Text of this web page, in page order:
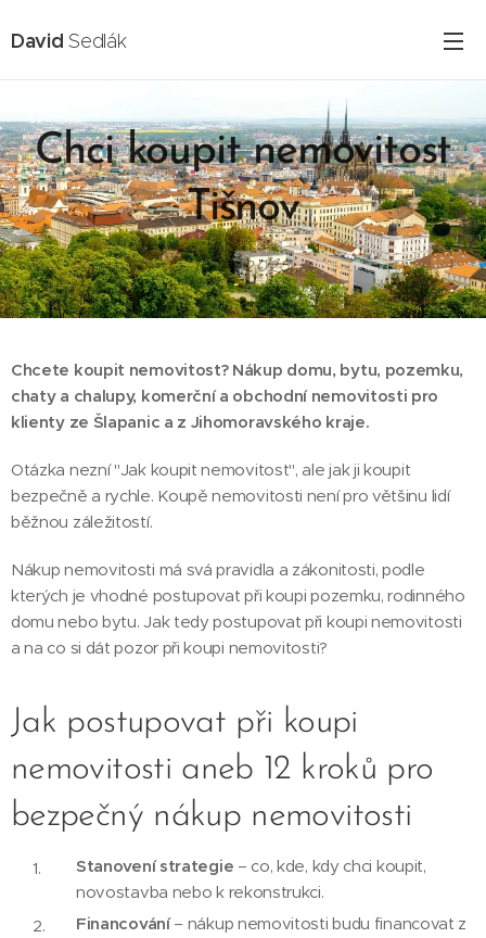
DavidSedlák
Chci koupit nemovitost
Tišnov
16.02.2025
Chcete koupit nemovitost? Nákup domu, bytu, pozemku,
chaty a chalupy, komerční a obchodní nemovitosti pro
klienty ze Šlapanic a z Jihomoravského kraje.
Otázka nezní "Jak koupit nemovitost", ale jak ji koupit
bezpečně a rychle. Koupě nemovitosti není pro většinu lidí
běžnou záležitostí.
Nákup nemovitosti má svá pravidla a zákonitosti, podle
kterých je vhodné postupovat při koupi pozemku, rodinného
domu nebo bytu. Jak tedy postupovat při koupi nemovitosti
a na co si dát pozor při koupi nemovitosti?
Jak postupovat při koupi
nemovitosti aneb 12 kroků pro
bezpečný nákup nemovitosti
Stanovení strategie – co, kde, kdy chci koupit,
novostavba nebo k rekonstrukci.
Financování– nákup nemovitosti budu financovat z